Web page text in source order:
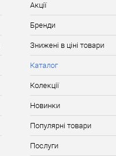
Акції
Бренди
Знижені в ціні товари
Каталог
Колекції
Новинки
Популярні товари
Послуги